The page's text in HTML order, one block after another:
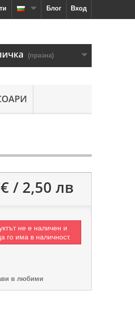
Вход
Блог
(празна)
/ 2,50 лв
не е наличен и
го има в наличност.
в любими